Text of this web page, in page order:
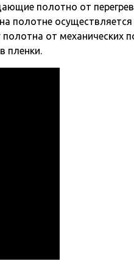
полотно от
полотне
от механических
пленки.